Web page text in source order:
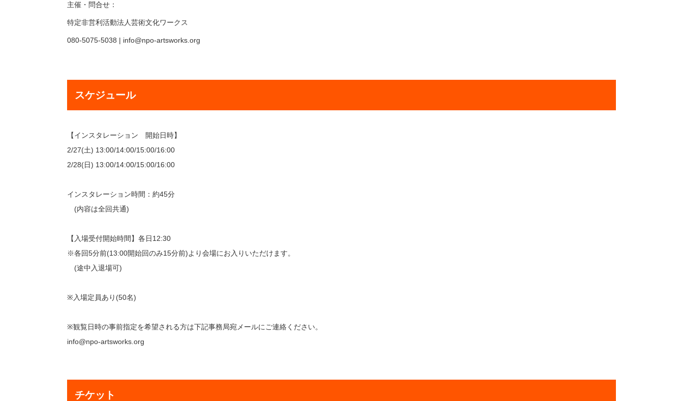
主催・問合せ：
特定非営利活動法人芸術文化ワークス
080-5075-5038 | info@npo-artsworks.org
スケジュール
【インスタレーション 開始日時】
2/27(土) 13:00/14:00/15:00/16:00
2/28(日) 13:00/14:00/15:00/16:00
インスタレーション時間：約45分
(内容は全回共通)
【入場受付開始時間】各日12:30
※各回5分前(13:00開始回のみ15分前)より会場にお入りいただけます。
(途中入退場可)
※入場定員あり(50名)
※観覧日時の事前指定を希望される方は下記事務局宛メールにご連絡ください。
info@npo-artsworks.org
チケット